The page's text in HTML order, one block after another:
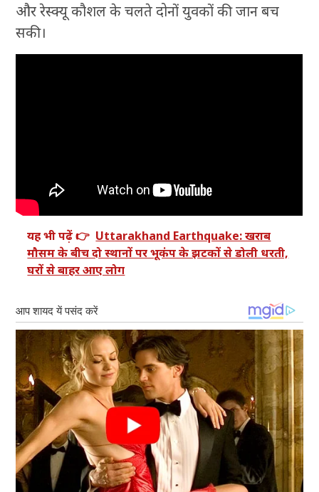
और रेस्क्यू कौशल के चलते दोनों युवकों की जान बच
सकी।
यह भी पढ़ें 👉 Uttarakhand Earthquake: खराब
मौसम के बीच दो स्थानों पर भूकंप के झटकों से डोली धरती,
घरों से बाहर आए लोग